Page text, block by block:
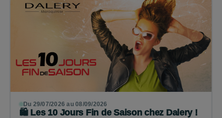
Du 29/07/2026 au 08/09/2026
🛍️ Les 10 Jours Fin de Saison chez Dalery !